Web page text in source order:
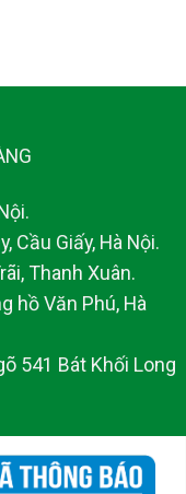
Cầu Giấy, Hà Nội.
Thanh Xuân.
hồ Văn Phú, Hà
541 Bát Khối Long